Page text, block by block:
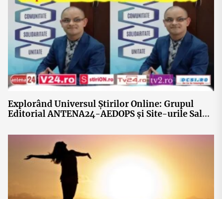
Explorând Universul Știrilor Online: Grupul
Editorial ANTENA24-AEDOPS și Site-urile Sale